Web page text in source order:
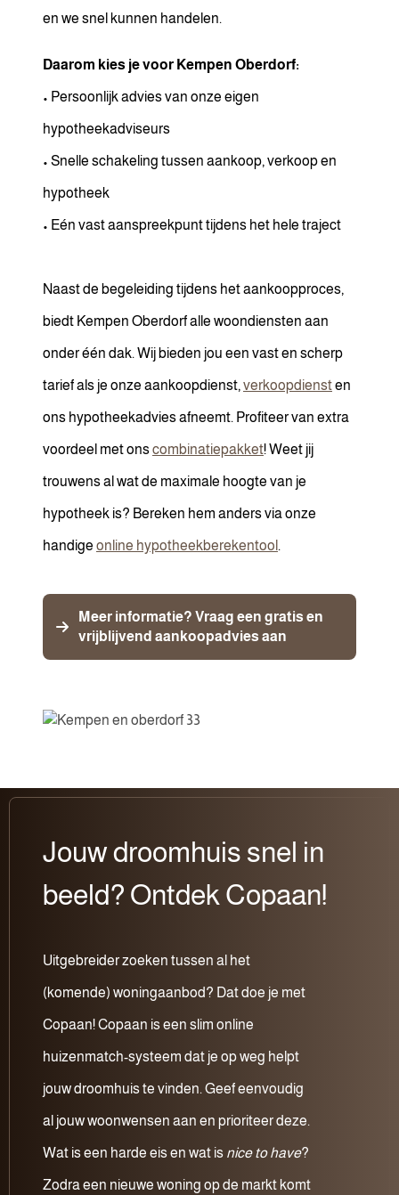
en we snel kunnen handelen.
Daarom kies je voor Kempen Oberdorf:
• Persoonlijk advies van onze eigen
hypotheekadviseurs
• Snelle schakeling tussen aankoop, verkoop en
hypotheek
• Eén vast aanspreekpunt tijdens het hele traject
Naast de begeleiding tijdens het aankoopproces,
biedt Kempen Oberdorf alle woondiensten aan
onder één dak. Wij bieden jou een vast en scherp
tarief als je onze aankoopdienst, verkoopdiensten
ons hypotheekadvies afneemt. Profiteer van extra
voordeel met onscombinatiepakket! Weet jij
trouwens al wat de maximale hoogte van je
hypotheek is? Bereken hem anders via onze
handige online hypotheekberekentool .
Meer informatie? Vraag een gratis en
vrijblijvend aankoopadvies aan
Jouw droomhuis snel in
beeld? Ontdek Copaan!
Uitgebreider zoeken tussen al het
(komende) woningaanbod? Dat doe je met
Copaan! Copaan is een slim online
huizenmatch-systeem dat je op weg helpt
jouw droomhuis te vinden. Geef eenvoudig
al jouw woonwensen aan en prioriteer deze.
Wat is een harde eis en wat is nice to have?
Zodra een nieuwe woning op de markt komt